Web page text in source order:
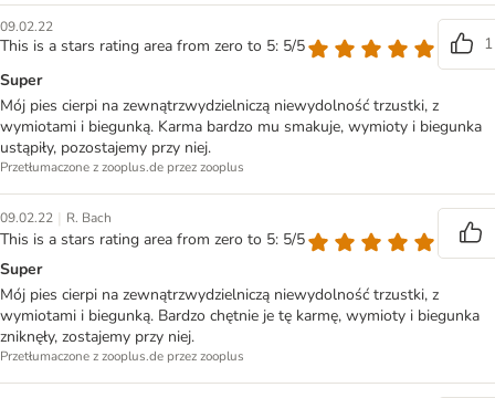
09.02.22
This is a stars rating area from zero to 5: 5/5
1
Super
Mój pies cierpi na zewnątrzwydzielniczą niewydolność trzustki, z
wymiotami i biegunką. Karma bardzo mu smakuje, wymioty i biegunka
ustąpiły, pozostajemy przy niej.
Przetłumaczone z zooplus.de przez zooplus
09.02.22 | R. Bach
This is a stars rating area from zero to 5: 5/5
Super
Mój pies cierpi na zewnątrzwydzielniczą niewydolność trzustki, z
wymiotami i biegunką. Bardzo chętnie je tę karmę, wymioty i biegunka
zniknęły, zostajemy przy niej.
Przetłumaczone z zooplus.de przez zooplus